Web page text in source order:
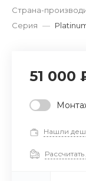
Страна-
Серия —
51 000
Нашли